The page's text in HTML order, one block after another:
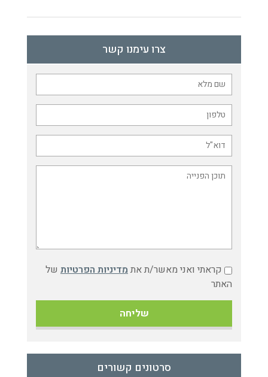
צרו עימנו קשר
קראתי ואני מאשר/ת אתמדיניות הפרטיות של
האתר
סרטונים קשורים